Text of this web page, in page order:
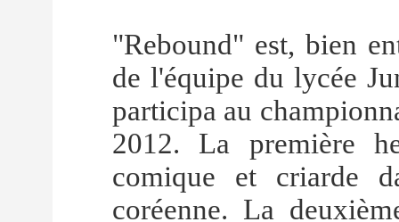
"Rebound" est, bien
de l'équipe du lycée
participa au
2012. La première
comique et criarde
coréenne. La